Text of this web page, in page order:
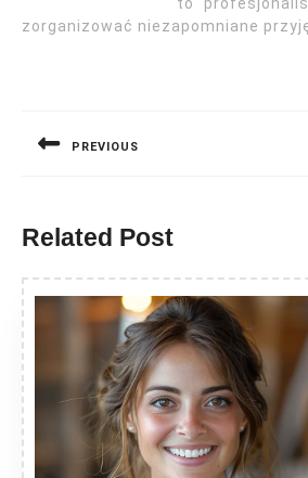
zorganizować niezapomniane
PREVIOUS
Related Post